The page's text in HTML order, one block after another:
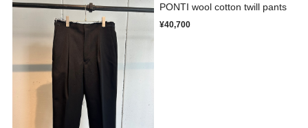
PONTI wool cotton twill pants
¥40,700